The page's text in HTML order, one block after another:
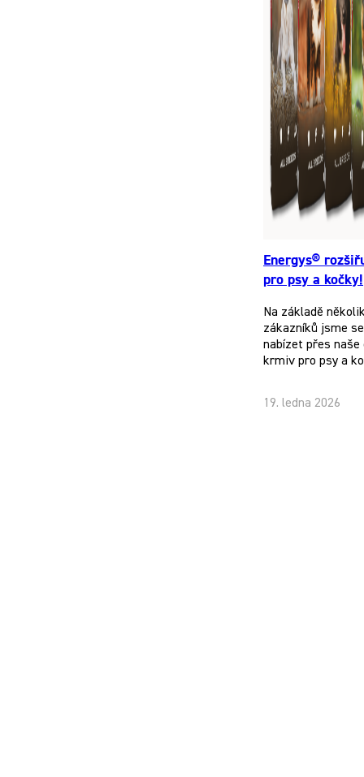
Energys®
pro psy a kočky!
Na základě
zákazníků jsme
nabízet přes
krmiv pro psy a
19. ledna 2026